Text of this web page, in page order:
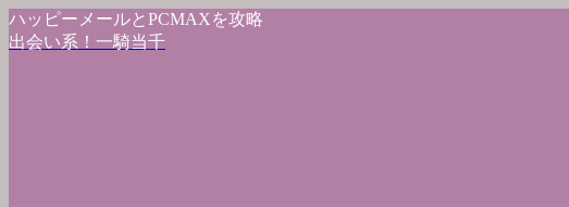
ハッピーメールとPCMAXを攻略
出会い系！一騎当千